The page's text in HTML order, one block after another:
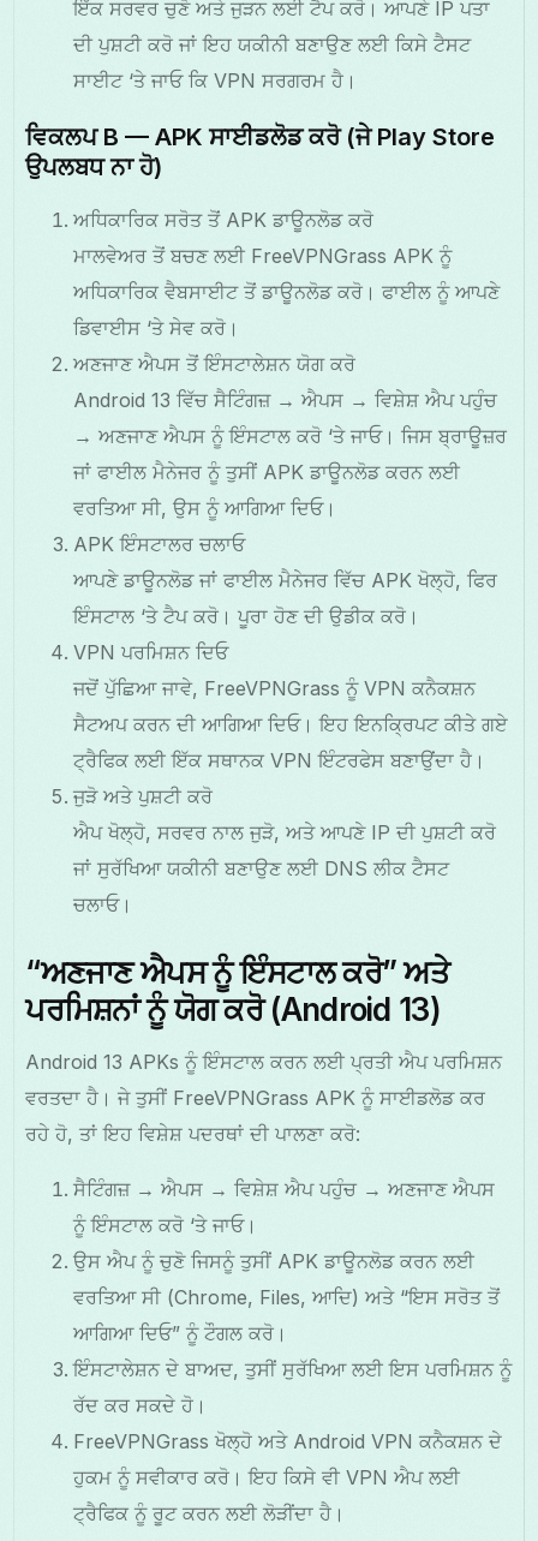
ਇੱਕ ਸਰਵਰ ਚੁਣੋ ਅਤੇ ਜੁੜਨ ਲਈ ਟੈਪ ਕਰੋ। ਆਪਣੇ IP ਪਤਾ
ਦੀ ਪੁਸ਼ਟੀ ਕਰੋ ਜਾਂ ਇਹ ਯਕੀਨੀ ਬਣਾਉਣ ਲਈ ਕਿਸੇ ਟੈਸਟ
ਸਾਈਟ ‘ਤੇ ਜਾਓ ਕਿ VPN ਸਰਗਰਮ ਹੈ।
ਵਿਕਲਪ B — APK ਸਾਈਡਲੋਡ ਕਰੋ (ਜੇ Play Store
ਉਪਲਬਧ ਨਾ ਹੋ)
ਅਧਿਕਾਰਿਕ ਸਰੋਤ ਤੋਂ APK ਡਾਊਨਲੋਡ ਕਰੋ
ਮਾਲਵੇਅਰ ਤੋਂ ਬਚਣ ਲਈ FreeVPNGrass APK ਨੂੰ
ਅਧਿਕਾਰਿਕ ਵੈਬਸਾਈਟ ਤੋਂ ਡਾਊਨਲੋਡ ਕਰੋ। ਫਾਈਲ ਨੂੰ ਆਪਣੇ
ਡਿਵਾਈਸ ‘ਤੇ ਸੇਵ ਕਰੋ।
ਅਣਜਾਣ ਐਪਸ ਤੋਂ ਇੰਸਟਾਲੇਸ਼ਨ ਯੋਗ ਕਰੋ
Android 13 ਵਿੱਚ ਸੈਟਿੰਗਜ਼ → ਐਪਸ → ਵਿਸ਼ੇਸ਼ ਐਪ ਪਹੁੰਚ
→ ਅਣਜਾਣ ਐਪਸ ਨੂੰ ਇੰਸਟਾਲ ਕਰੋ ‘ਤੇ ਜਾਓ। ਜਿਸ ਬ੍ਰਾਊਜ਼ਰ
ਜਾਂ ਫਾਈਲ ਮੈਨੇਜਰ ਨੂੰ ਤੁਸੀਂ APK ਡਾਊਨਲੋਡ ਕਰਨ ਲਈ
ਵਰਤਿਆ ਸੀ, ਉਸ ਨੂੰ ਆਗਿਆ ਦਿਓ।
APK ਇੰਸਟਾਲਰ ਚਲਾਓ
ਆਪਣੇ ਡਾਊਨਲੋਡ ਜਾਂ ਫਾਈਲ ਮੈਨੇਜਰ ਵਿੱਚ APK ਖੋਲ੍ਹੋ, ਫਿਰ
ਇੰਸਟਾਲ ‘ਤੇ ਟੈਪ ਕਰੋ। ਪੂਰਾ ਹੋਣ ਦੀ ਉਡੀਕ ਕਰੋ।
VPN ਪਰਮਿਸ਼ਨ ਦਿਓ
ਜਦੋਂ ਪੁੱਛਿਆ ਜਾਵੇ, FreeVPNGrass ਨੂੰ VPN ਕਨੈਕਸ਼ਨ
ਸੈਟਅਪ ਕਰਨ ਦੀ ਆਗਿਆ ਦਿਓ। ਇਹ ਇਨਕ੍ਰਿਪਟ ਕੀਤੇ ਗਏ
ਟ੍ਰੈਫਿਕ ਲਈ ਇੱਕ ਸਥਾਨਕ VPN ਇੰਟਰਫੇਸ ਬਣਾਉਂਦਾ ਹੈ।
ਜੁੜੋ ਅਤੇ ਪੁਸ਼ਟੀ ਕਰੋ
ਐਪ ਖੋਲ੍ਹੋ, ਸਰਵਰ ਨਾਲ ਜੁੜੋ, ਅਤੇ ਆਪਣੇ IP ਦੀ ਪੁਸ਼ਟੀ ਕਰੋ
ਜਾਂ ਸੁਰੱਖਿਆ ਯਕੀਨੀ ਬਣਾਉਣ ਲਈ DNS ਲੀਕ ਟੈਸਟ
ਚਲਾਓ।
“ਅਣਜਾਣ ਐਪਸ ਨੂੰ ਇੰਸਟਾਲ ਕਰੋ” ਅਤੇ
ਪਰਮਿਸ਼ਨਾਂ ਨੂੰ ਯੋਗ ਕਰੋ (Android 13)
Android 13 APKs ਨੂੰ ਇੰਸਟਾਲ ਕਰਨ ਲਈ ਪ੍ਰਤੀ ਐਪ ਪਰਮਿਸ਼ਨ
ਵਰਤਦਾ ਹੈ। ਜੇ ਤੁਸੀਂ FreeVPNGrass APK ਨੂੰ ਸਾਈਡਲੋਡ ਕਰ
ਰਹੇ ਹੋ, ਤਾਂ ਇਹ ਵਿਸ਼ੇਸ਼ ਪਦਰਥਾਂ ਦੀ ਪਾਲਣਾ ਕਰੋ:
ਸੈਟਿੰਗਜ਼ → ਐਪਸ → ਵਿਸ਼ੇਸ਼ ਐਪ ਪਹੁੰਚ → ਅਣਜਾਣ ਐਪਸ
ਨੂੰ ਇੰਸਟਾਲ ਕਰੋ ‘ਤੇ ਜਾਓ।
ਉਸ ਐਪ ਨੂੰ ਚੁਣੋ ਜਿਸਨੂੰ ਤੁਸੀਂ APK ਡਾਊਨਲੋਡ ਕਰਨ ਲਈ
ਵਰਤਿਆ ਸੀ (Chrome, Files, ਆਦਿ) ਅਤੇ “ਇਸ ਸਰੋਤ ਤੋਂ
ਆਗਿਆ ਦਿਓ” ਨੂੰ ਟੌਗਲ ਕਰੋ।
ਇੰਸਟਾਲੇਸ਼ਨ ਦੇ ਬਾਅਦ, ਤੁਸੀਂ ਸੁਰੱਖਿਆ ਲਈ ਇਸ ਪਰਮਿਸ਼ਨ ਨੂੰ
ਰੱਦ ਕਰ ਸਕਦੇ ਹੋ।
FreeVPNGrass ਖੋਲ੍ਹੋ ਅਤੇ Android VPN ਕਨੈਕਸ਼ਨ ਦੇ
ਹੁਕਮ ਨੂੰ ਸਵੀਕਾਰ ਕਰੋ। ਇਹ ਕਿਸੇ ਵੀ VPN ਐਪ ਲਈ
ਟ੍ਰੈਫਿਕ ਨੂੰ ਰੂਟ ਕਰਨ ਲਈ ਲੋੜੀਂਦਾ ਹੈ।